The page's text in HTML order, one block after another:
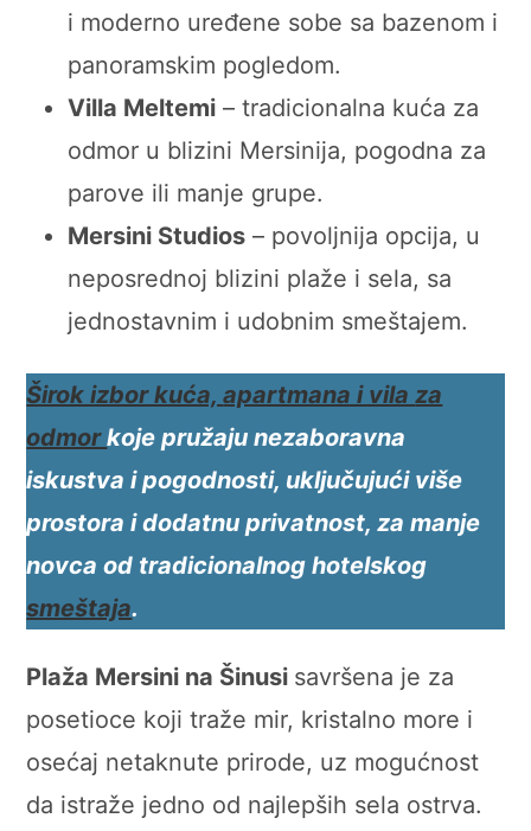
i moderno uređene sobe sa bazenom i
panoramskim pogledom.
Villa Meltemi – tradicionalna kuća za
odmor u blizini Mersinija, pogodna za
parove ili manje grupe.
Mersini Studios – povoljnija opcija, u
neposrednoj blizini plaže i sela, sa
jednostavnim i udobnim smeštajem.
Širok izbor kuća,apartmana i vilaza
odmorkoje pružaju nezaboravna
iskustva i pogodnosti, uključujući više
prostora i dodatnu privatnost, za manje
novca od tradicionalnog hotelskog
smeštaja.
Plaža Mersini na Šinusi savršena je za
posetioce koji traže mir, kristalno more i
osećaj netaknute prirode, uz mogućnost
da istraže jedno od najlepših sela ostrva.